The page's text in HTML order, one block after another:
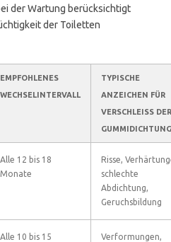
der Wartung berücksichtigt
der Toiletten
EMPFOHLENES
WECHSELINTERVALL
TYPISCHE
ANZEICHEN FÜR
VERSCHLEISS DER G
Alle 12 bis 18
Monate
Risse,
schlechte
Abdichtung,
Geruchsbildung
Alle 10 bis 15
Verformungen,